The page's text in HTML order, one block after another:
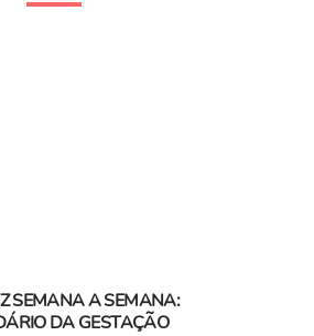
SEMANA A SEMANA:
DA GESTAÇÃO